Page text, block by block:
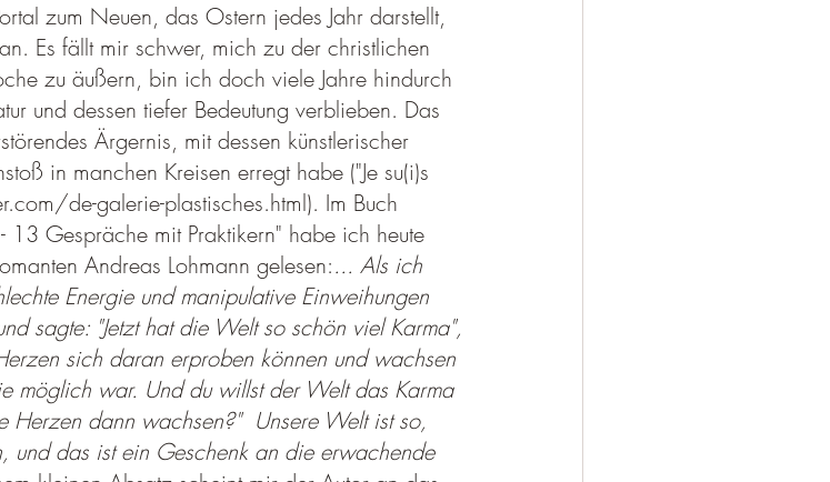
zum Neuen, das Ostern jedes Jahr darstellt,
Es fällt mir schwer, mich zu der christlichen
zu äußern, bin ich doch viele Jahre hindurch
und dessen tiefer Bedeutung verblieben. Das
Ärgernis, mit dessen künstlerischer
in manchen Kreisen erregt habe ("Je su(i)s
de-galerie-plastisches.html). Im Buch
13 Gespräche mit Praktikern" habe ich heute
Andreas Lohmann gelesen:... Als ich
Energie und manipulative Einweihungen
sagte: "Jetzt hat die Welt so schön viel Karma",
sich daran erproben können und wachsen
möglich war. Und du willst der Welt das Karma
dann wachsen?"  Unsere Welt ist so,
und das ist ein Geschenk an die erwachende